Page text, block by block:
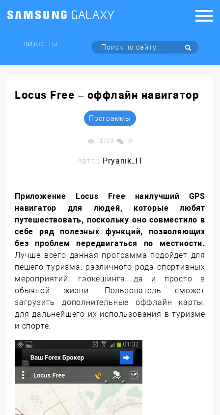
ВИДЖЕТЫ
Locus Free – оффлайн навигатор
Программы
1723 0
Автор:Pryanik_IT
Приложение Locus Free наилучший GPS
навигатор для людей, которые любят
путешествовать, поскольку оно совместило в
себе ряд полезных функций, позволяющих
без проблем передвигаться по местности.
Лучше всего данная программа подойдет для
пешего туризма, различного рода спортивных
мероприятий, гэокешинга да и просто в
обычной жизни. Пользователь сможет
загрузить дополнительные оффлайн карты,
для дальнейшего их использования в туризме
и спорте.